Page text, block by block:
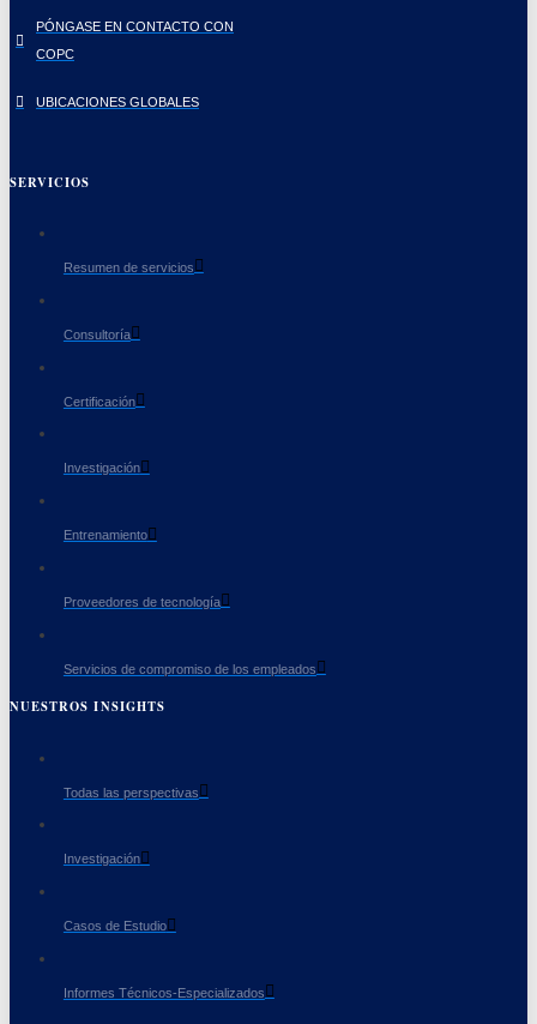
PÓNGASE EN CONTACTO CON
COPC
UBICACIONES GLOBALES
SERVICIOS
Resumen de servicios
Consultoría
Certificación
Investigación
Entrenamiento
Proveedores de tecnología
Servicios de compromiso de los empleados
NUESTROS INSIGHTS
Todas las perspectivas
Investigación
Casos de Estudio
Informes Técnicos-Especializados